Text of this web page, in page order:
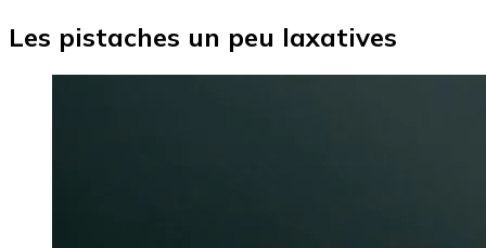
Les pistaches un peu laxatives